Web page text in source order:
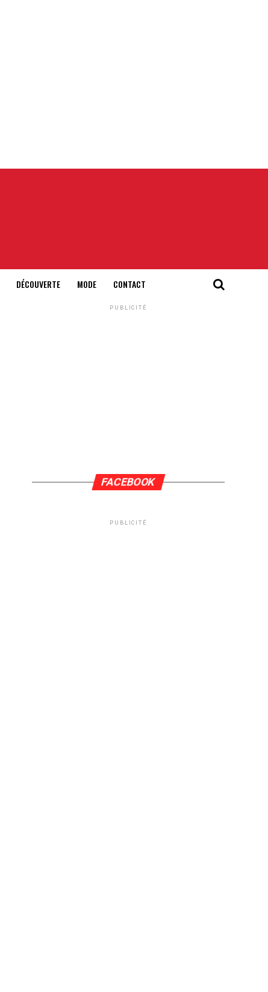
DÉCOUVERTE MODE CONTACT
PUBLICITÉ
FACEBOOK
PUBLICITÉ